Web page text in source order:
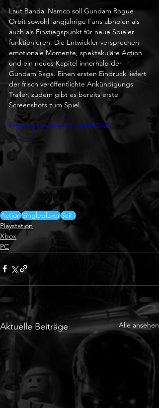
Laut Bandai Namco soll Gundam Rogue
Orbit sowohl langjährige Fans abholen als
auch als Einstiegspunkt für neue Spieler
funktionieren. Die Entwickler versprechen
emotionale Momente, spektakuläre Action
und ein neues Kapitel innerhalb der
Gundam Saga. Einen ersten Eindruck liefert
der frisch veröffentlichte Ankündigungs
Trailer, zudem gibt es bereits erste
Screenshots zum Spiel.
https://youtu.be/-J0_2eMtFQM
ActionSingleplayerSciFi
Playstation
Xbox
PC
Aktuelle Beiträge Alle ansehen